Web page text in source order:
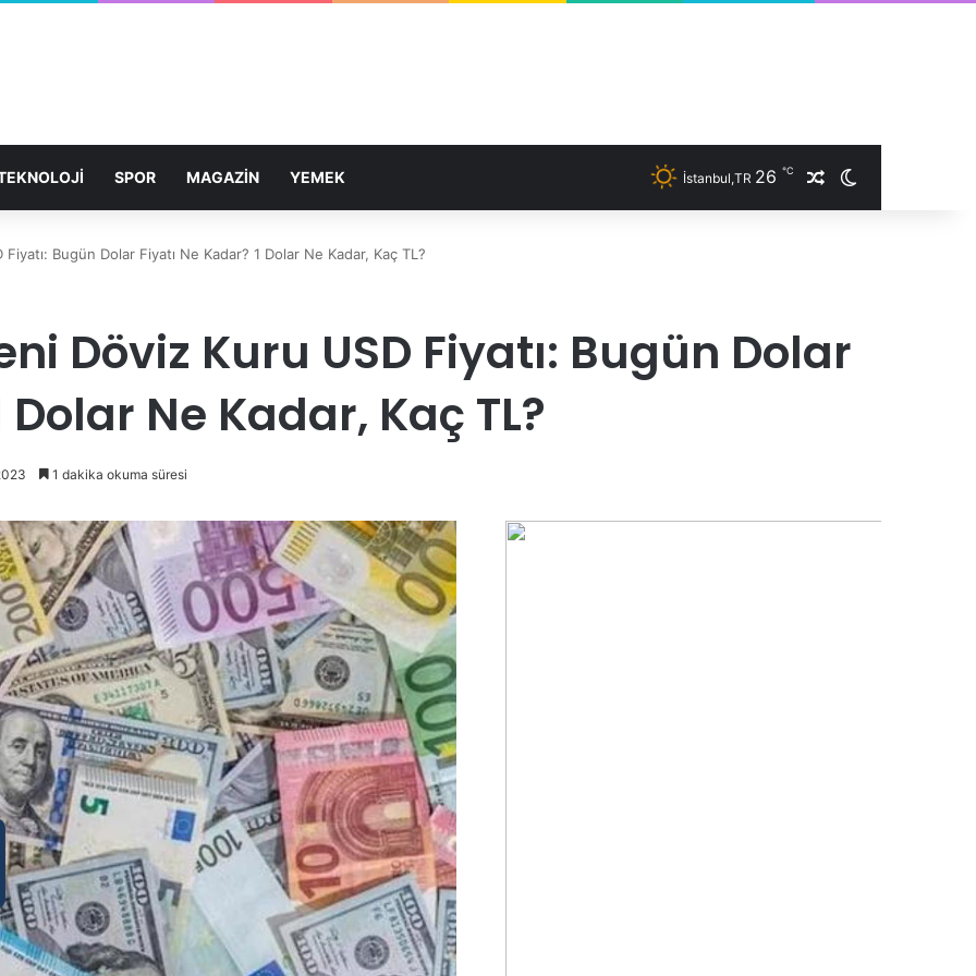
SPOR MAGAZİN YEMEK İstanbul,TR 26 ℃
Bugün Dolar Fiyatı Ne Kadar? 1 Dolar Ne Kadar, Kaç TL?
Döviz Kuru USD Fiyatı: Bugün Dolar
Dolar Ne Kadar, Kaç TL?
1 dakika okuma süresi